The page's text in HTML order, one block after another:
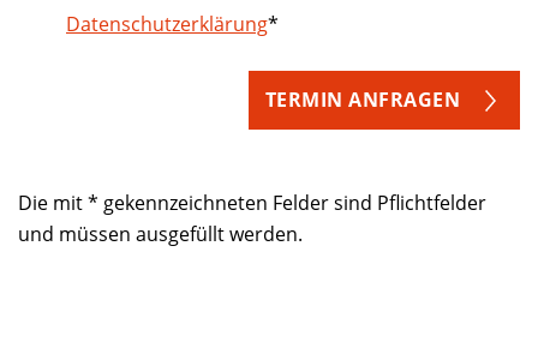
Datenschutzerklärung*
TERMIN ANFRAGEN
Die mit * gekennzeichneten Felder sind Pflichtfelder
und müssen ausgefüllt werden.